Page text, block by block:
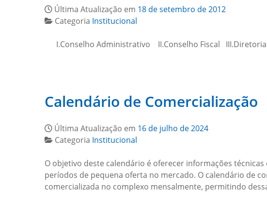
Última Atualização em 18 de setembro de 2012
Categoria Institucional
I.Conselho Administrativo II.Conselho Fiscal III.Diretoria
Calendário de Comercialização
Última Atualização em 16 de julho de 2024
Categoria Institucional
O objetivo deste calendário é oferecer informações
períodos de pequena oferta no mercado. O calendário de
comercializada no complexo mensalmente, permitindo